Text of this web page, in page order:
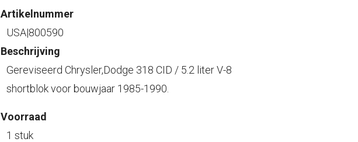
Artikelnummer
USA|800590
Beschrijving
Gereviseerd Chrysler,Dodge 318 CID / 5.2 liter V-8
shortblok voor bouwjaar 1985-1990.
Voorraad
1 stuk